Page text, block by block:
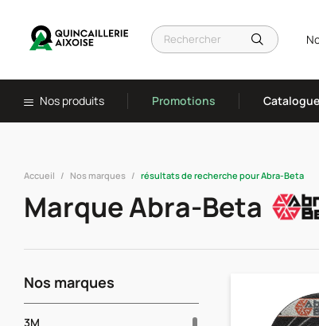
Nos produits Promotions
Accueil Nos marques résultats de recherche pour Abra-Beta
Marque Abra-Beta
Nos marques
3M